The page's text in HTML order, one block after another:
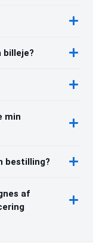
billeje?
min
bestilling?
af